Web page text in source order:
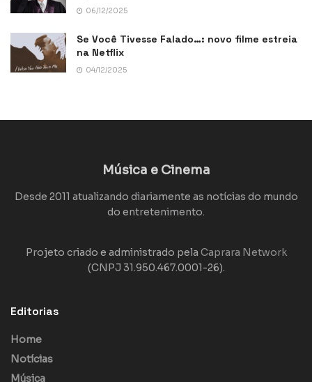
06/12/2025
Se Você Tivesse Falado…: novo filme estreia
na Netflix
04/12/2025
Música e Cinema
Desde 2011 atualizando diariamente as notícias do mundo
do entretenimento.
Projeto criado e administrado pela Caprara Network
(CNPJ 31.950.467.0001-26).
Editorias
Home
Notícias
Música